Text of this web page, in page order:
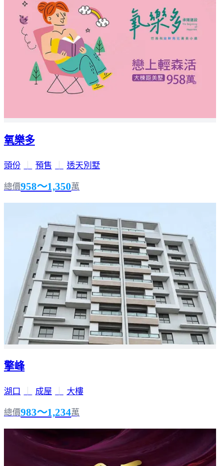
氧樂多
頭份 預售 透天別墅
總價958～1,350萬
擎峰
湖口 成屋 大樓
總價983～1,234萬